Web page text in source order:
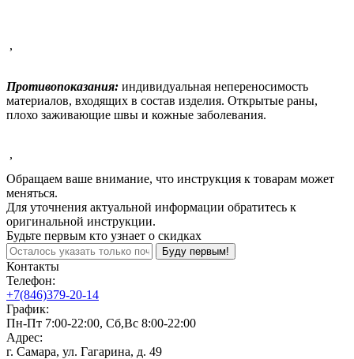
,
Противопоказания: индивидуальная непереносимость
материалов, входящих в состав изделия. Открытые раны,
плохо заживающие швы и кожные заболевания.
,
Обращаем ваше внимание, что инструкция к товарам может
меняться.
Для уточнения актуальной информации обратитесь к
оригинальной инструкции.
Будьте первым кто узнает о скидках
Буду первым!
Контакты
Телефон:
+7(846)379-20-14
График:
Пн-Пт 7:00-22:00, Сб,Вс 8:00-22:00
Адрес:
г. Самара, ул. Гагарина, д. 49